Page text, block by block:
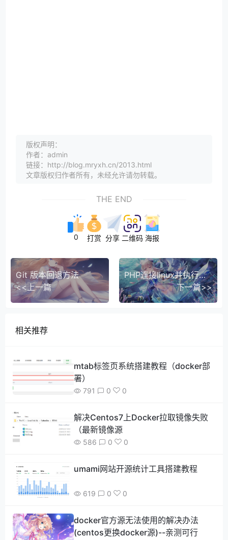
版权声明：
作者：admin
链接：http://blog.mryxh.cn/2013.html
文章版权归作者所有，未经允许请勿转载。
THE END
0 打赏 分享 二维码 海报
Git 版本回退方法
<<上一篇
PHP连接linux并执行命令，php实现ssh远程连接服务器并操作服务器，PHP跨服务器执行shell脚本
下一篇>>
相关推荐
mtab标签页系统搭建教程（docker部
署）
791 0 0
解决Centos7上Docker拉取镜像失败
（最新镜像源
586 0 0
umami网站开源统计工具搭建教程
619 0 0
docker官方源无法使用的解决办法
(centos更换docker源)--亲测可行